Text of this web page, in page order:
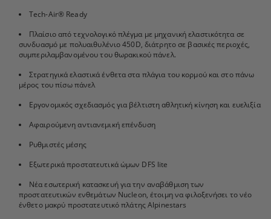
Tech-Air® Ready
Πλαίσιο από τεχνολογικό πλέγμα με μηχανική ελαστικότητα σε
συνδυασμό με πολυαιθυλένιο 450D, διάτρητο σε βασικές περιοχές,
συμπεριλαμβανομένου του θωρακικού πάνελ.
Στρατηγικά ελαστικά ένθετα στα πλάγια του κορμού και στο πάνω
μέρος του πίσω πάνελ
Εργονομικός σχεδιασμός για βέλτιστη αθλητική κίνηση και ευελιξία
Αφαιρούμενη αντιανεμική επένδυση
Ρυθμιστές μέσης
Εξωτερικά προστατευτικά ώμων DFS lite
Νέα εσωτερική κατασκευή για την αναβάθμιση των
προστατευτικών ενθεμάτων Nucleon, έτοιμη να φιλοξενήσει το νέο
ένθετο μακρύ προστατευτικό πλάτης Alpinestars